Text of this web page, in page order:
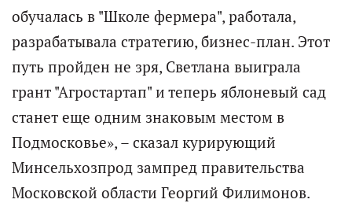
обучалась в "Школе фермера", работала,
разрабатывала стратегию, бизнес-план. Этот
путь пройден не зря, Светлана выиграла
грант "Агростартап" и теперь яблоневый сад
станет еще одним знаковым местом в
Подмосковье», – сказал курирующий
Минсельхозпрод зампред правительства
Московской области Георгий Филимонов.